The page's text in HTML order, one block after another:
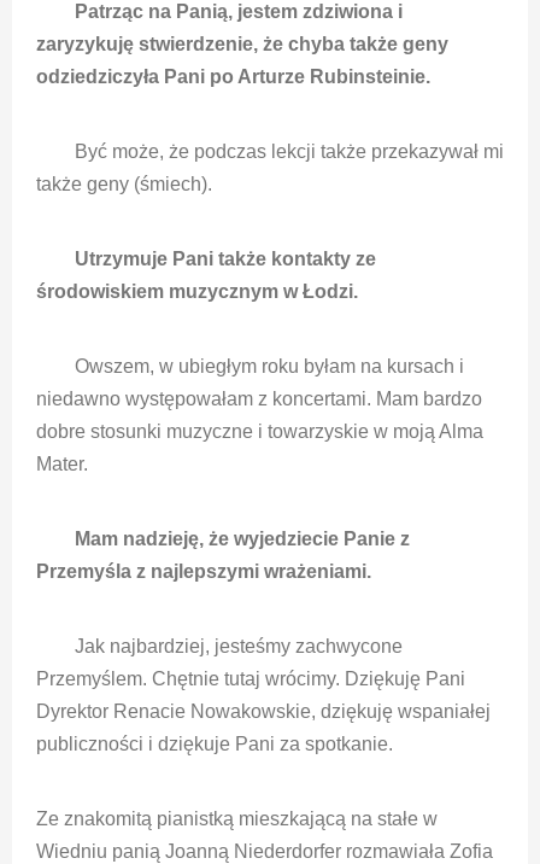
Patrząc na Panią, jestem zdziwiona i
zaryzykuję stwierdzenie, że chyba także geny
odziedziczyła Pani po Arturze Rubinsteinie.
Być może, że podczas lekcji także przekazywał mi
także geny (śmiech).
Utrzymuje Pani także kontakty ze
środowiskiem muzycznym w Łodzi.
Owszem, w ubiegłym roku byłam na kursach i
niedawno występowałam z koncertami. Mam bardzo
dobre stosunki muzyczne i towarzyskie w moją Alma
Mater.
Mam nadzieję, że wyjedziecie Panie z
Przemyśla z najlepszymi wrażeniami.
Jak najbardziej, jesteśmy zachwycone
Przemyślem. Chętnie tutaj wrócimy. Dziękuję Pani
Dyrektor Renacie Nowakowskie, dziękuję wspaniałej
publiczności i dziękuje Pani za spotkanie.
Ze znakomitą pianistką mieszkającą na stałe w
Wiedniu panią Joanną Niederdorfer rozmawiała Zofia